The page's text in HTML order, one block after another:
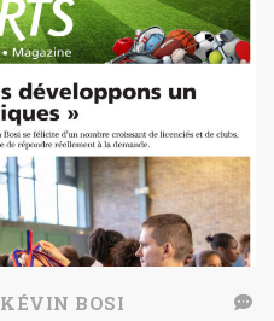
KÉVIN BOSI